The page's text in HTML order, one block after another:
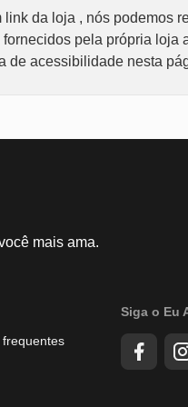
da loja , nós podemos
pela própria loja
de acessibilidade nesta
mais ama.
Siga o Eu